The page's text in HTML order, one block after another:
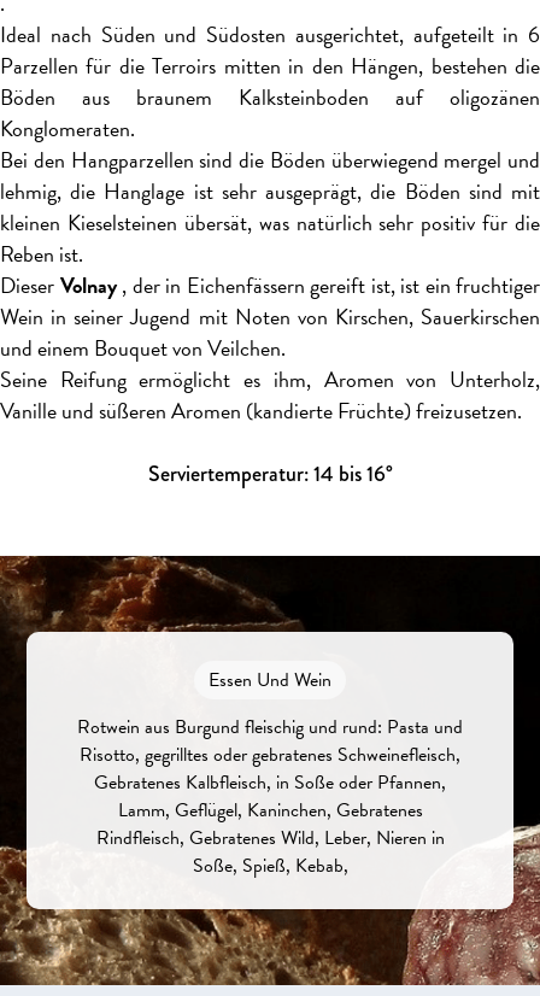
Ideal nach Süden und Südosten ausgerichtet, aufgeteilt in 6
Parzellen für die Terroirs mitten in den Hängen, bestehen die
Böden aus braunem Kalksteinboden auf oligozänen
Konglomeraten.
Bei den Hangparzellen sind die Böden überwiegend mergel und
lehmig, die Hanglage ist sehr ausgeprägt, die Böden sind mit
kleinen Kieselsteinen übersät, was natürlich sehr positiv für die
Reben ist.
DieserVolnay, der in Eichenfässern gereift ist, ist ein fruchtiger
Wein in seiner Jugend mit Noten von Kirschen, Sauerkirschen
und einem Bouquet von Veilchen.
Seine Reifung ermöglicht es ihm, Aromen von Unterholz,
Vanille und süßeren Aromen (kandierte Früchte) freizusetzen.
Serviertemperatur: 14 bis 16°
Essen Und Wein
Rotwein aus Burgund fleischig und rund: Pasta und
Risotto, gegrilltes oder gebratenes Schweinefleisch,
Gebratenes Kalbfleisch, in Soße oder Pfannen,
Lamm, Geflügel, Kaninchen, Gebratenes
Rindfleisch, Gebratenes Wild, Leber, Nieren in
Soße, Spieß, Kebab,